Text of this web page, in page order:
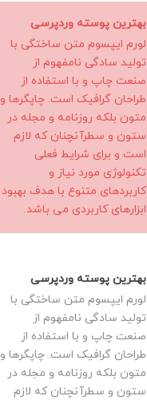
بهترین پوسته وردپرسی
لورم ایپسوم متن ساختگی با
تولید سادگی نامفهوم از
صنعت چاپ و با استفاده از
طراحان گرافیک است. چاپگرها و
متون بلکه روزنامه و مجله در
ستون و سطرآنچنان که لازم
است و برای شرایط فعلی
تکنولوژی مورد نیاز و
کاربردهای متنوع با هدف بهبود
ابزارهای کاربردی می باشد.
بهترین پوسته وردپرسی
لورم ایپسوم متن ساختگی با
تولید سادگی نامفهوم از
صنعت چاپ و با استفاده از
طراحان گرافیک است. چاپگرها و
متون بلکه روزنامه و مجله در
ستون و سطرآنچنان که لازم